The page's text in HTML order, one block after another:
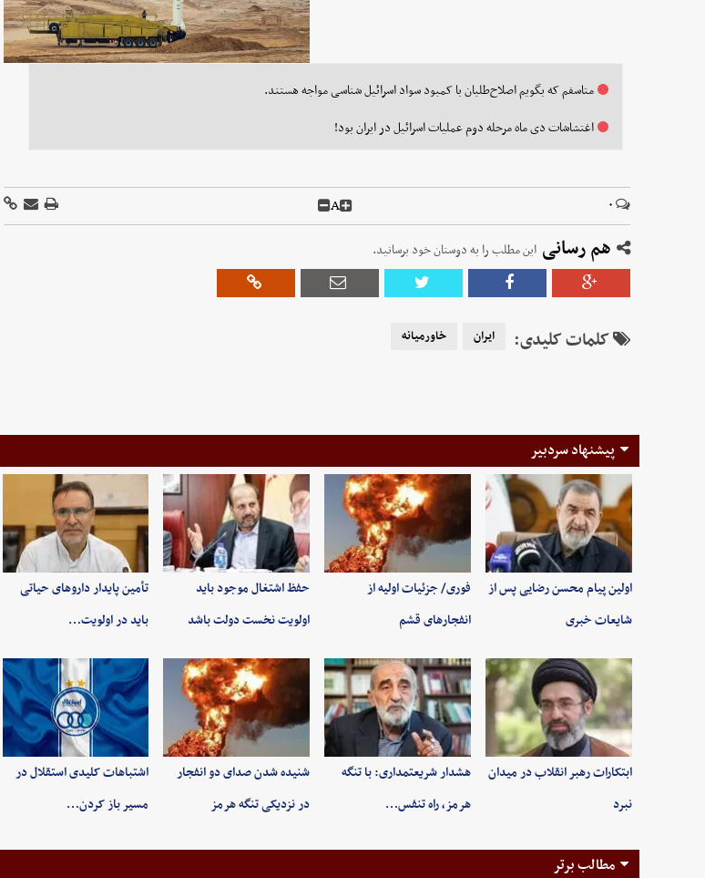
متاسفم که بگویم اصلاح‌طلبان با کمبود سواد اسرائیل شناسی مواجه هستند.
اغتشاشات دی ماه مرحله دوم عملیات اسرائیل در ایران بود!
۰ A
هم رسانی این مطلب را به دوستان خود برسانید.
کلمات کلیدی: ایران خاورمیانه
پیشنهاد سردبیر
اولین پیام محسن رضایی پس از
شایعات خبری
فوری/ جزئیات اولیه از
انفجارهای قشم
حفظ اشتغال موجود باید
اولویت نخست دولت باشد
تأمین پایدار داروهای حیاتی
باید در اولویت…
ابتکارات رهبر انقلاب در میدان
نبرد
هشدار شریعتمداری: با تنگه
هرمز، راه تنفس…
شنیده شدن صدای دو انفجار
در نزدیکی تنگه هرمز
اشتباهات کلیدی استقلال در
مسیر باز کردن…
مطالب برتر